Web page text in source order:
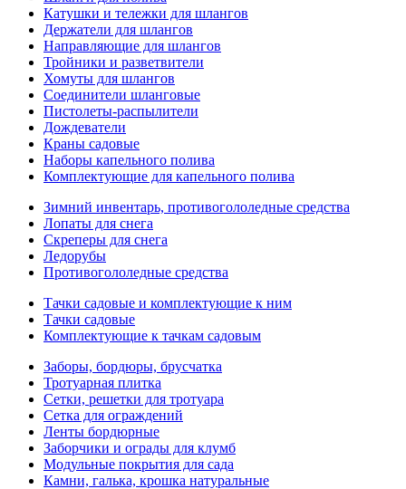
Катушки и тележки для шлангов
Держатели для шлангов
Направляющие для шлангов
Тройники и разветвители
Хомуты для шлангов
Соединители шланговые
Пистолеты-распылители
Дождеватели
Краны садовые
Наборы капельного полива
Комплектующие для капельного полива
Зимний инвентарь, противогололедные средства
Лопаты для снега
Скреперы для снега
Ледорубы
Противогололедные средства
Тачки садовые и комплектующие к ним
Тачки садовые
Комплектующие к тачкам садовым
Заборы, бордюры, брусчатка
Тротуарная плитка
Сетки, решетки для тротуара
Сетка для ограждений
Ленты бордюрные
Заборчики и ограды для клумб
Модульные покрытия для сада
Камни, галька, крошка натуральные